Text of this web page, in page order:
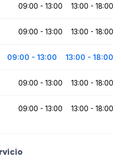
09:00 - 13:00 13:00 - 18:00
09:00 - 13:00 13:00 - 18:00
09:00 - 13:00 13:00 - 18:00
09:00 - 13:00 13:00 - 18:00
09:00 - 13:00 13:00 - 18:00